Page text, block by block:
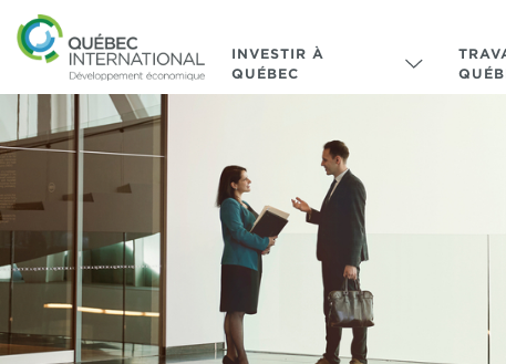
INVESTIR À
QUÉBEC